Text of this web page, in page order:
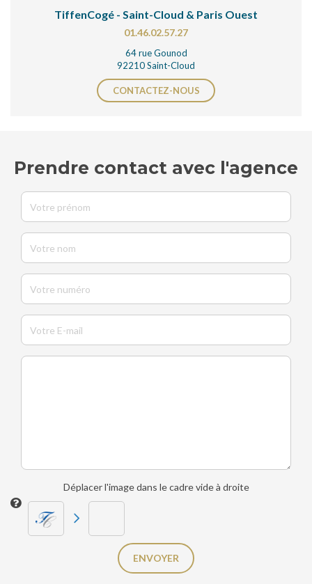
TiffenCogé - Saint-Cloud & Paris Ouest
01.46.02.57.27
64 rue Gounod
92210 Saint-Cloud
CONTACTEZ-NOUS
Prendre contact avec l'agence
Déplacer l'image dans le cadre vide à droite
ENVOYER